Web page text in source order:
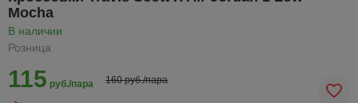
Mocha
В наличии
Розница
115 руб./пара 160 руб./пара